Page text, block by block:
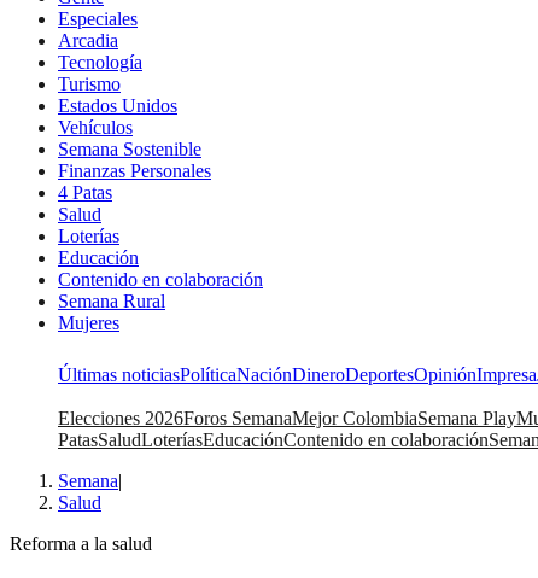
Especiales
Arcadia
Tecnología
Turismo
Estados Unidos
Vehículos
Semana Sostenible
Finanzas Personales
4 Patas
Salud
Loterías
Educación
Contenido en colaboración
Semana Rural
Mujeres
Últimas noticiasPolíticaNaciónDineroDeportesOpiniónImpresa
Elecciones 2026Foros SemanaMejor ColombiaSemana Play
PatasSaludLoteríasEducaciónContenido en colaboración
Semana|
Salud
Reforma a la salud